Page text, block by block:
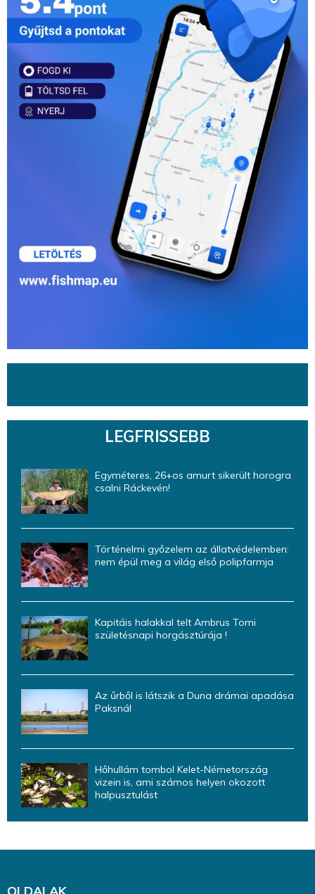
LEGFRISSEBB
Egyméteres, 26+os amurt sikerült horogra
csalni Ráckevén!
Történelmi győzelem az állatvédelemben:
nem épül meg a világ első polipfarmja
Kapitáis halakkal telt Ambrus Tomi
születésnapi horgásztúrája !
Az űrből is látszik a Duna drámai apadása
Paksnál
Hőhullám tombol Kelet-Németország
vizein is, ami számos helyen okozott
halpusztulást